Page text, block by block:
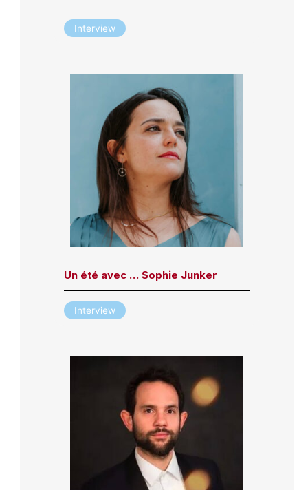
Interview
Un été avec … Sophie Junker
Interview